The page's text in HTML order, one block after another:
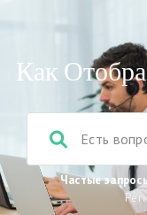
Как
Частые